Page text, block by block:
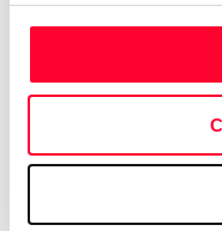
Escribo poesía desde
autopublicado un libro
Caligrama (Penguim
FLORES Y ESPINAS